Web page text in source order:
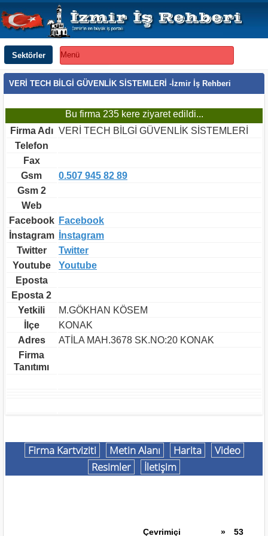
Sektörler Menü
VERİ TECH BİLGİ GÜVENLİK SİSTEMLERİ -İzmir İş Rehberi
Bu firma 235 kere ziyaret edildi...
Firma Adı VERİ TECH BİLGİ GÜVENLİK SİSTEMLERİ
Telefon
Fax
Gsm
0.507 945 82 89
Gsm 2
Web
Facebook Facebook
İnstagram
İnstagram
Twitter
Twitter
Youtube
Youtube
Eposta
Eposta 2
Yetkili
M.GÖKHAN KÖSEM
İlçe
KONAK
Adres
ATİLA MAH.3678 SK.NO:20 KONAK
Firma
Tanıtımı
Firma Kartviziti Metin Alanı Harita
Video
Resimler
İletişim
Çevrimiçi » 53